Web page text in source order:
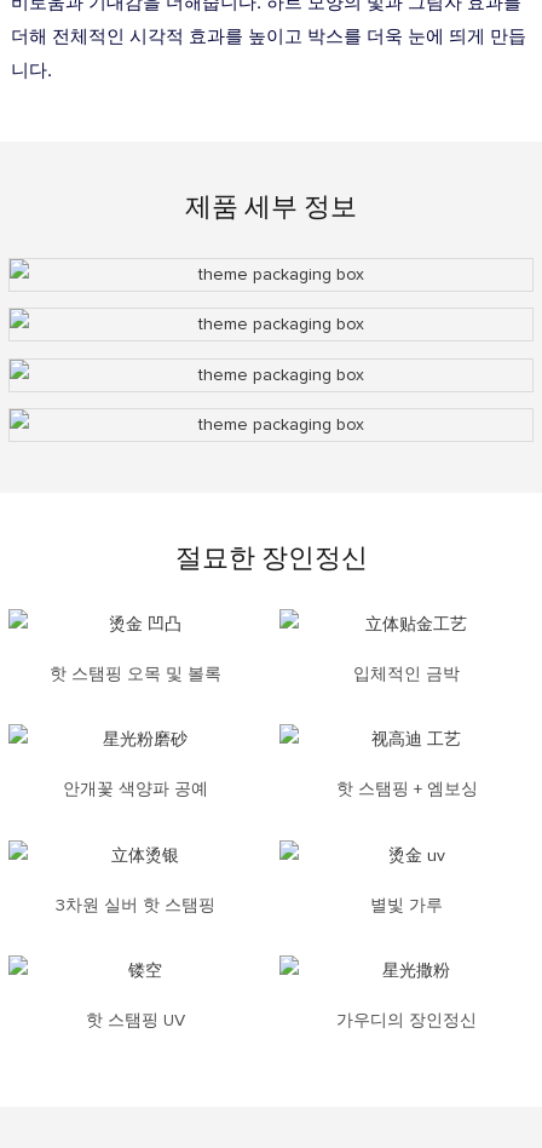
더해 전체적인 시각적 효과를 높이고 박스를 더욱 눈에 띄게 만듭
니다.
제품 세부 정보
절묘한 장인정신
핫 스탬핑 오목 및 볼록 입체적인 금박
안개꽃 색양파 공예 핫 스탬핑 + 엠보싱
3차원 실버 핫 스탬핑 별빛 가루
핫 스탬핑 UV 가우디의 장인정신